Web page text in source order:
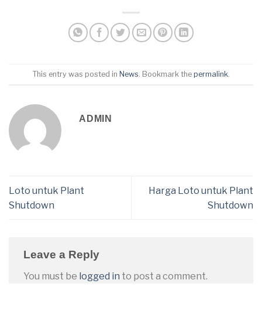
This entry was posted in News . Bookmark the permalink
ADMIN
Loto untuk Plant
Shutdown
Harga Loto untuk Plant
Shutdown
Leave a Reply
You must be logged in to post a comment.